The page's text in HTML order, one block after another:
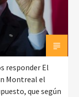
responder El
Montreal el
que según